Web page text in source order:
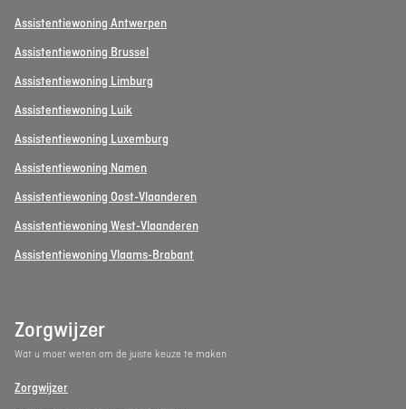
Assistentiewoning Antwerpen
Assistentiewoning Brussel
Assistentiewoning Limburg
Assistentiewoning Luik
Assistentiewoning Luxemburg
Assistentiewoning Namen
Assistentiewoning Oost-Vlaanderen
Assistentiewoning West-Vlaanderen
Assistentiewoning Vlaams-Brabant
Zorgwijzer
Wat u moet weten om de juiste keuze te maken
Zorgwijzer